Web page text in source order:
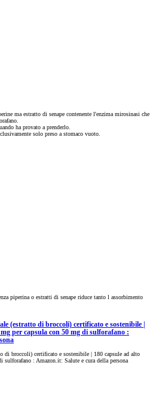
ma estratto di senape contenente l'enzima mirosinasi che
ha provato a prenderlo.
solo preso a stomaco vuoto.
piperina o estratti di senape riduce tanto l assorbimento
(estratto di broccoli) certificato e sostenibile |
per capsula con 50 mg di sulforafano :
di broccoli) certificato e sostenibile | 180 capsule ad alto
sulforafano : Amazon.it: Salute e cura della persona